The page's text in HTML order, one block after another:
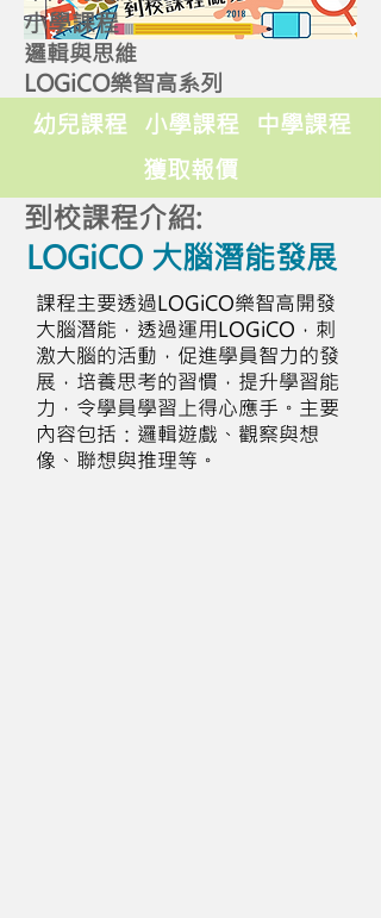
小學課程
邏輯與思維
LOGiCO樂智高系列
幼兒課程 小學課程
中學課程
獲取報價
到校課程介紹:
LOGiCO 大腦潛能發展
課程主要透過LOGiCO樂智高開發
大腦潛能，透過運用LOGiCO，刺
激大腦的活動，促進學員智力的發
展，培養思考的習慣，提升學習能
力，令學員學習上得心應手。主要
內容包括：邏輯遊戲、觀察與想
像、聯想與推理等。